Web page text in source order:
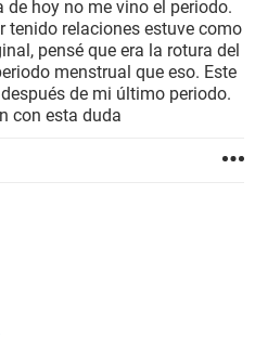
hoy no me vino el periodo.
tenido relaciones estuve como
pensé que era la rotura del
menstrual que eso. Este
de mi último periodo.
con esta duda